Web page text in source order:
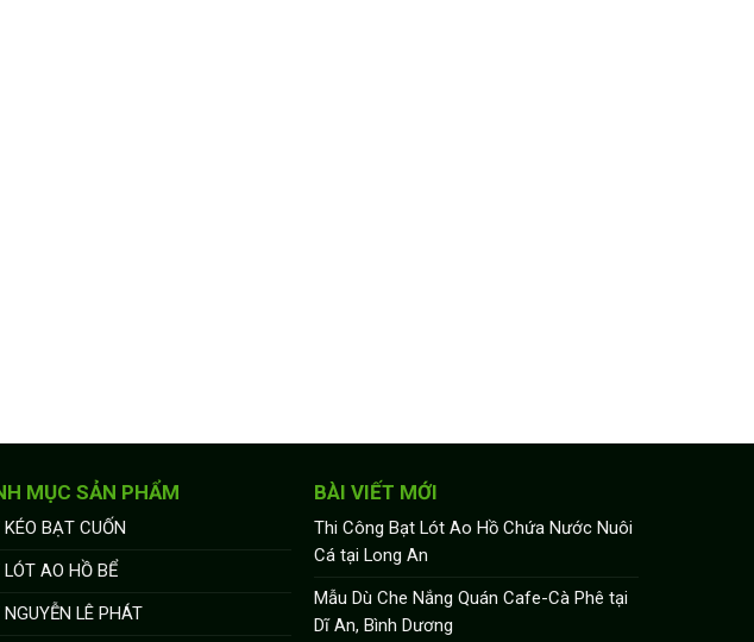
MỤC SẢN PHẨM
KÉO BẠT CUỐN
LÓT AO HỒ BỂ
NGUYỄN LÊ PHÁT
BÀI VIẾT MỚI
Thi Công Bạt Lót Ao Hồ Chứa Nước Nuôi
Cá tại Long An
Mẫu Dù Che Nắng Quán Cafe-Cà Phê tại
Dĩ An, Bình Dương